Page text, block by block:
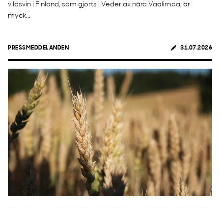
vildsvin i Finland, som gjorts i Vederlax nära Vaalimaa, är
myck...
PRESSMEDDELANDEN 31.07.2026